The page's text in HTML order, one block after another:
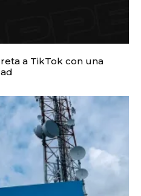
a TikTok con una